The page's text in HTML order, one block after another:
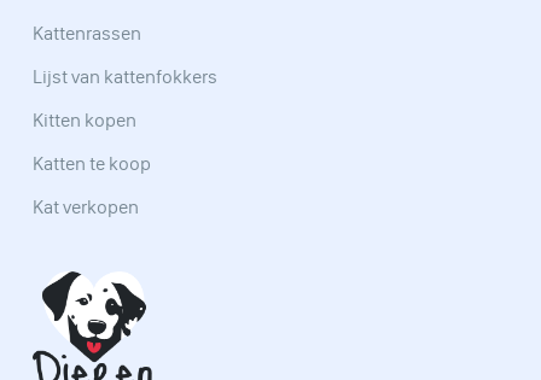
Kattenrassen
Lijst van kattenfokkers
Kitten kopen
Katten te koop
Kat verkopen